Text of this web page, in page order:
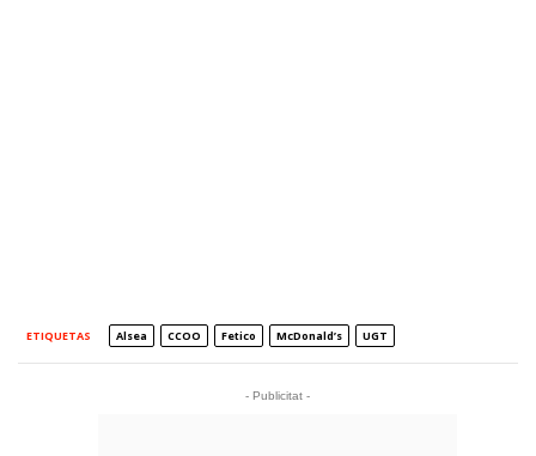
ETIQUETAS Alsea CCOO Fetico McDonald’s UGT
- Publicitat -